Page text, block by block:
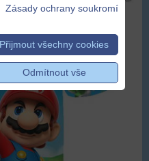
Zásady ochrany soukromí
Přijmout všechny cookies
Odmítnout vše